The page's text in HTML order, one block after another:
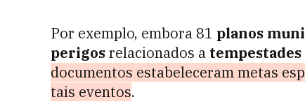
Por exemplo, embora 81 planos
perigosrelacionados a
documentos estabeleceram metas
tais eventos.